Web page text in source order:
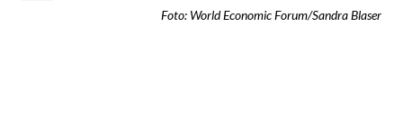
Foto: World Economic Forum/Sandra Blaser